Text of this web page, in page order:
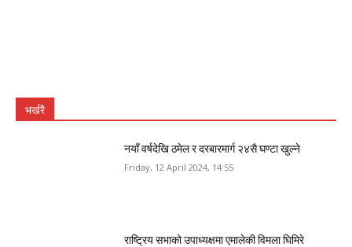
भर्खरै
नयाँ वर्षदेखि ठमेल र दरबारमार्ग २४सै घण्टा खुल्ने
Friday, 12 April 2024, 14:55
राष्ट्रिय सभाको उपाध्यक्षमा एमालेकी विमला घिमिरे